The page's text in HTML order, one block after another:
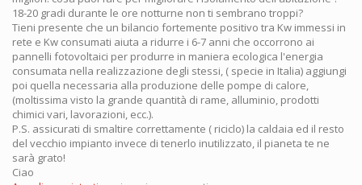
18-20 gradi durante le ore notturne non ti sembrano troppi?
Tieni presente che un bilancio fortemente positivo tra Kw immessi in
rete e Kw consumati aiuta a ridurre i 6-7 anni che occorrono ai
pannelli fotovoltaici per produrre in maniera ecologica l'energia
consumata nella realizzazione degli stessi, ( specie in Italia) aggiungi
poi quella necessaria alla produzione delle pompe di calore,
(moltissima visto la grande quantità di rame, alluminio, prodotti
chimici vari, lavorazioni, ecc.).
P.S. assicurati di smaltire correttamente ( riciclo) la caldaia ed il resto
del vecchio impianto invece di tenerlo inutilizzato, il pianeta te ne
sarà grato!
Ciao